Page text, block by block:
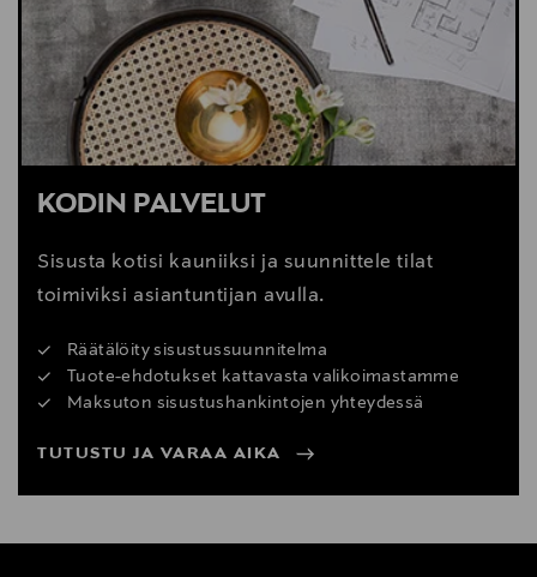
KODIN PALVELUT
Sisusta kotisi kauniiksi ja suunnittele tilat
toimiviksi asiantuntijan avulla.
Räätälöity sisustussuunnitelma
Tuote-ehdotukset kattavasta valikoimastamme
Maksuton sisustushankintojen yhteydessä
TUTUSTU JA VARAA AIKA